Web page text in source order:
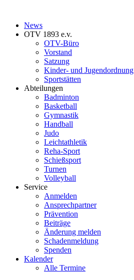
News
OTV 1893 e.v.
OTV-Büro
Vorstand
Satzung
Kinder- und Jugendordnung
Sportstätten
Abteilungen
Badminton
Basketball
Gymnastik
Handball
Judo
Leichtathletik
Reha-Sport
Schießsport
Turnen
Volleyball
Service
Anmelden
Ansprechpartner
Prävention
Beiträge
Änderung melden
Schadenmeldung
Spenden
Kalender
Alle Termine